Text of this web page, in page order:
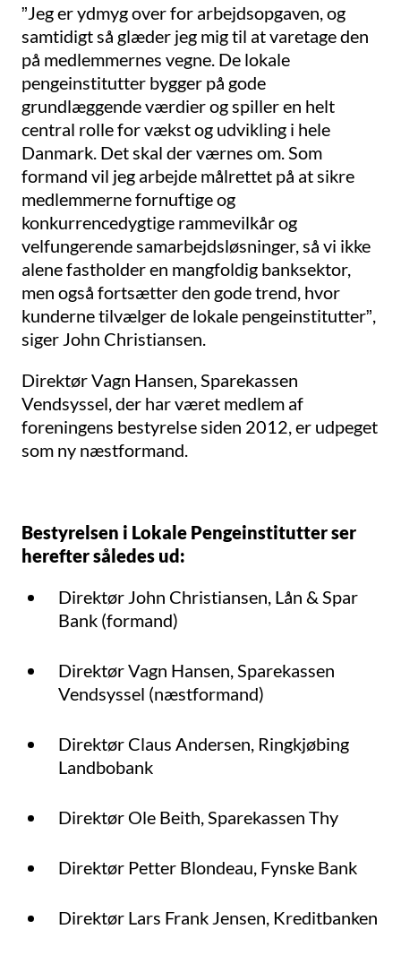
”Jeg er ydmyg over for arbejdsopgaven, og
samtidigt så glæder jeg mig til at varetage den
på medlemmernes vegne. De lokale
pengeinstitutter bygger på gode
grundlæggende værdier og spiller en helt
central rolle for vækst og udvikling i hele
Danmark. Det skal der værnes om. Som
formand vil jeg arbejde målrettet på at sikre
medlemmerne fornuftige og
konkurrencedygtige rammevilkår og
velfungerende samarbejdsløsninger, så vi ikke
alene fastholder en mangfoldig banksektor,
men også fortsætter den gode trend, hvor
kunderne tilvælger de lokale pengeinstitutter”,
siger John Christiansen.
Direktør Vagn Hansen, Sparekassen
Vendsyssel, der har været medlem af
foreningens bestyrelse siden 2012, er udpeget
som ny næstformand.
Bestyrelsen i Lokale Pengeinstitutter ser
herefter således ud:
Direktør John Christiansen, Lån & Spar
Bank (formand)
Direktør Vagn Hansen, Sparekassen
Vendsyssel (næstformand)
Direktør Claus Andersen, Ringkjøbing
Landbobank
Direktør Ole Beith, Sparekassen Thy
Direktør Petter Blondeau, Fynske Bank
Direktør Lars Frank Jensen, Kreditbanken